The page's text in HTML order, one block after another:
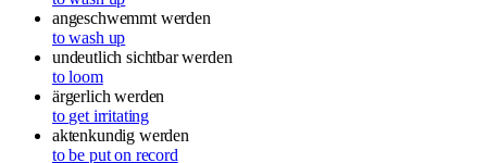
angeschwemmt werden
to wash up
undeutlich sichtbar werden
to loom
ärgerlich werden
to get irritating
aktenkundig werden
to be put on record